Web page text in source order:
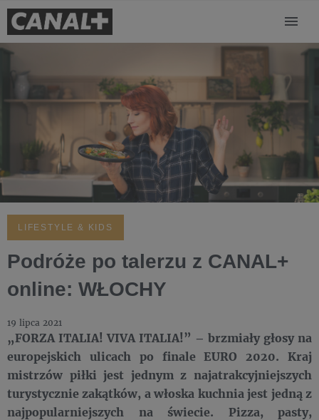
LIFESTYLE & KIDS
Podróże po talerzu z CANAL+
online: WŁOCHY
19 lipca 2021
„FORZA ITALIA! VIVA ITALIA!” – brzmiały głosy na
europejskich ulicach po finale EURO 2020. Kraj
mistrzów piłki jest jednym z najatrakcyjniejszych
turystycznie zakątków, a włoska kuchnia jest jedną z
najpopularniejszych na świecie. Pizza, pasty,